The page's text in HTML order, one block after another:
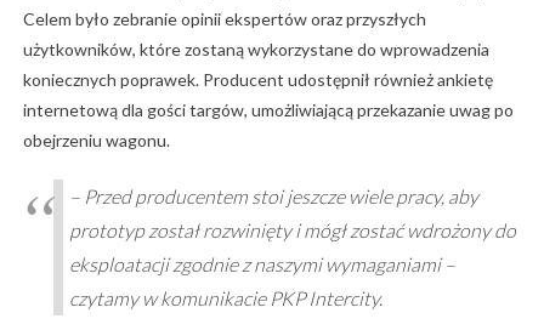
Celem było zebranie opinii ekspertów oraz przyszłych
użytkowników, które zostaną wykorzystane do wprowadzenia
koniecznych poprawek. Producent udostępnił również ankietę
internetową dla gości targów, umożliwiającą przekazanie uwag po
obejrzeniu wagonu.
– Przed producentem stoi jeszcze wiele pracy, aby
prototyp został rozwinięty i mógł zostać wdrożony do
eksploatacji zgodnie z naszymi wymaganiami –
czytamy w komunikacie PKP Intercity.